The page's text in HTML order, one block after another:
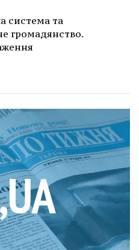
система та
громадянство.